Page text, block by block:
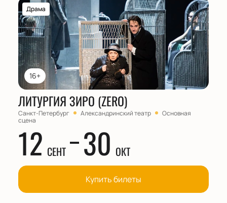
16+
Драма
ЛИТУРГИЯ ЗИРО (ZERO)
Санкт-Петербург Александринский театр
Основная
сцена
12 СЕНТ 30 ОКТ
Купить билеты